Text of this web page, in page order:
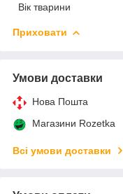
Вік тварини
Приховати
Умови доставки
Нова Пошта
Магазини Rozetka
Всі умови доставки